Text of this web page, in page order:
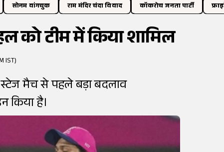
सोनम वांगचुक राम मंदिर चंदा विवाद कॉकरोच जनता पार्टी
को टीम में किया शामिल
IST)
स्टेज मैच से पहले बड़ा बदलाव
किया है।